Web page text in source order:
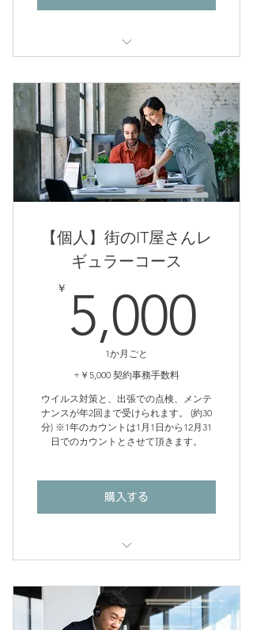
場合は、1回当たり5,000円税別にて
承ります。
出張が必要な場合は、優待価格
(10,000円税別)にて承ります。
年2回超過時に出張の場合は、通常
価格(20,000円税別)にて承ります。
【個人】街のIT屋さんレ
ギュラーコース
￥ 5,000
1か月ごと
+￥5,000 契約事務手数料
ウイルス対策と、出張での点検、メンテ
ナンスが年2回まで受けられます。 (約30
分) ※1年のカウントは1月1日から12月31
日でのカウントとさせて頂きます。
購入する
の場合は、1回当たり優待価格
(10,000円税別)にて承ります。